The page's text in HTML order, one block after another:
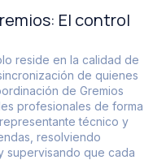
El control
reside en la calidad de
de quienes
de Gremios
profesionales de forma
técnico y
resolviendo
supervisando que cada